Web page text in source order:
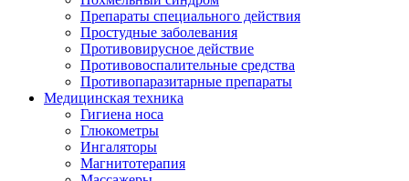
Препараты специального действия
Простудные заболевания
Противовирусное действие
Противовоспалительные средства
Противопаразитарные препараты
Медицинская техника
Гигиена носа
Глюкометры
Ингаляторы
Магнитотерапия